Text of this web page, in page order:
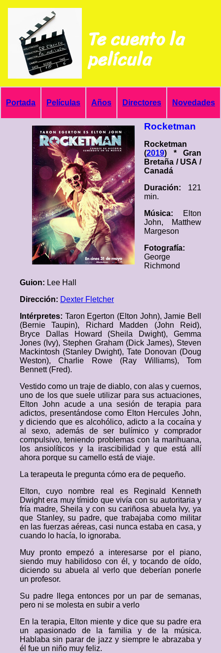
Te cuento la
película
Portada Películas Años Directores Novedades
Rocketman
Rocketman
(2019) * Gran
Bretaña / USA /
Canadá
Duración: 121
min.
Música: Elton
John, Matthew
Margeson
Fotografía:
George
Richmond
Guion: Lee Hall
Dirección: Dexter Fletcher
Intérpretes: Taron Egerton (Elton John), Jamie Bell
(Bernie Taupin), Richard Madden (John Reid),
Bryce Dallas Howard (Sheila Dwight), Gemma
Jones (Ivy), Stephen Graham (Dick James), Steven
Mackintosh (Stanley Dwight), Tate Donovan (Doug
Weston), Charlie Rowe (Ray Williams), Tom
Bennett (Fred).
Vestido como un traje de diablo, con alas y cuernos,
uno de los que suele utilizar para sus actuaciones,
Elton John acude a una sesión de terapia para
adictos, presentándose como Elton Hercules John,
y diciendo que es alcohólico, adicto a la cocaína y
al sexo, además de ser bulímico y comprador
compulsivo, teniendo problemas con la marihuana,
los ansiolíticos y la irascibilidad y que está allí
ahora porque su camello está de viaje.
La terapeuta le pregunta cómo era de pequeño.
Elton, cuyo nombre real es Reginald Kenneth
Dwight era muy tímido que vivía con su autoritaria y
fría madre, Sheila y con su cariñosa abuela Ivy, ya
que Stanley, su padre, que trabajaba como militar
en las fuerzas aéreas, casi nunca estaba en casa, y
cuando lo hacía, lo ignoraba.
Muy pronto empezó a interesarse por el piano,
siendo muy habilidoso con él, y tocando de oído,
diciendo su abuela al verlo que deberían ponerle
un profesor.
Su padre llega entonces por un par de semanas,
pero ni se molesta en subir a verlo
En la terapia, Elton miente y dice que su padre era
un apasionado de la familia y de la música.
Hablaba sin parar de jazz y siempre le abrazaba y
él fue un niño muy feliz.